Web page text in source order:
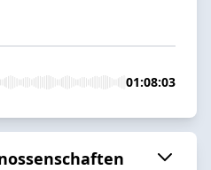
01:08:03